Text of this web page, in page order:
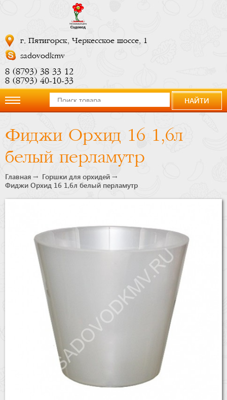
г. Пятигорск, Черкесское шоссе, 1
sadovodkmv
8 (8793) 38 33 12
8 (8793) 40-10-33
компании
Купить
Бренды
Доставка
Оптовикам
НАЙТИ
Фиджи Орхид 16 1,6л
белый перламутр
Главная
Горшки для орхидей
Фиджи Орхид 16 1,6л белый перламутр